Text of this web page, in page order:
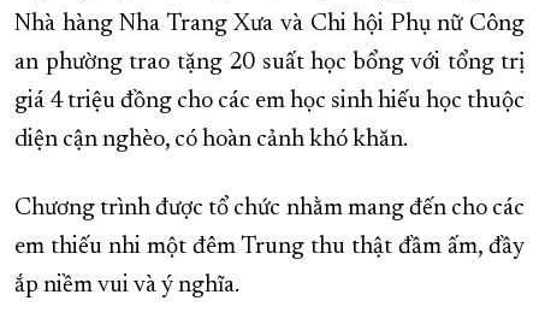
Nhà hàng Nha Trang Xưa và Chi hội Phụ nữ Công
an phường trao tặng 20 suất học bổng với tổng trị
giá 4 triệu đồng cho các em học sinh hiếu học thuộc
diện cận nghèo, có hoàn cảnh khó khăn.
Chương trình được tổ chức nhằm mang đến cho các
em thiếu nhi một đêm Trung thu thật đầm ấm, đầy
ắp niềm vui và ý nghĩa.